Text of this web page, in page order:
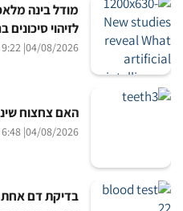
מודל בינה
לזיהוי סיכונים
04/08/2026
| 9:22 am
האם צחצוח
04/08/2026
| 6:48 am
בדיקת דם אחת